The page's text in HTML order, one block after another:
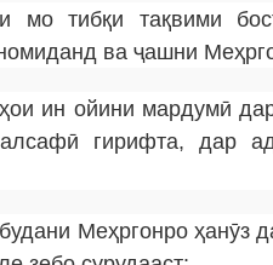
мо тибқи тақвими
ва ҷашни
ин ойини мардумӣ
гирифта, дар
Меҳргонро